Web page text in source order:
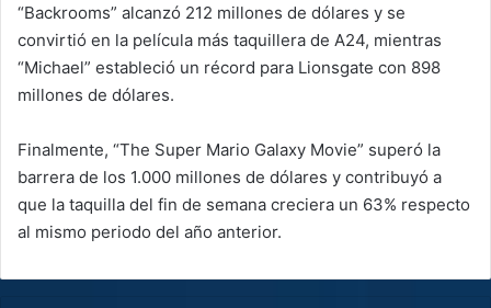
“Backrooms” alcanzó 212 millones de dólares y se
convirtió en la película más taquillera de A24, mientras
“Michael” estableció un récord para Lionsgate con 898
millones de dólares.
Finalmente, “The Super Mario Galaxy Movie” superó la
barrera de los 1.000 millones de dólares y contribuyó a
que la taquilla del fin de semana creciera un 63% respecto
al mismo periodo del año anterior.